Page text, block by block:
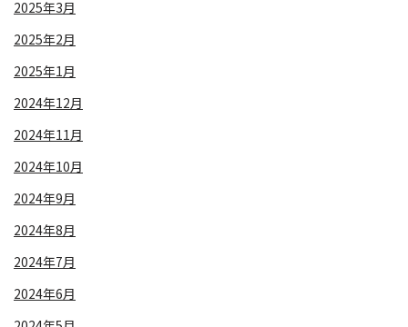
2025年3月
2025年2月
2025年1月
2024年12月
2024年11月
2024年10月
2024年9月
2024年8月
2024年7月
2024年6月